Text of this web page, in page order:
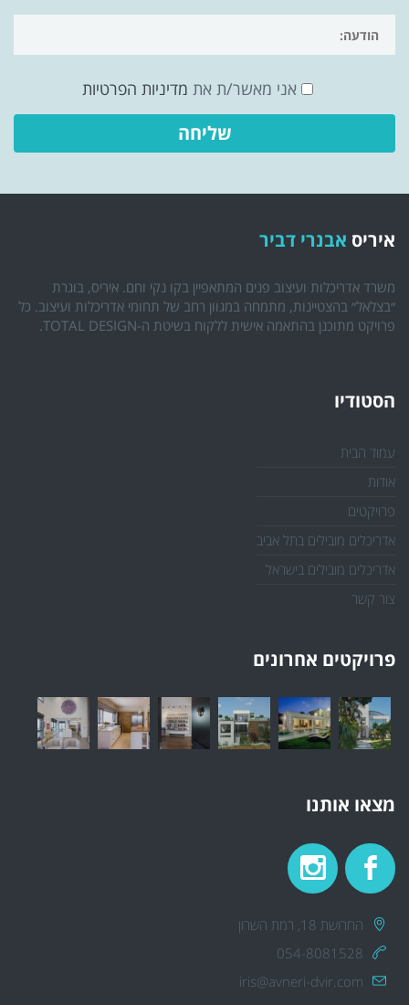
אני מאשר/ת את מדיניות הפרטיות
איריס אבנרי דביר
משרד אדריכלות ועיצוב פנים המתאפיין בקו נקי וחם. איריס, בוגרת
״בצלאל״ בהצטיינות, מתמחה במגוון רחב של תחומי אדריכלות ועיצוב. כל
פרויקט מתוכנן בהתאמה אישית ללקוח בשיטת ה-TOTAL DESIGN.
הסטודיו
עמוד הבית
אודות
פרויקטים
אדריכלים מובילים בתל אביב
אדריכלים מובילים בישראל
צור קשר
פרויקטים אחרונים
מצאו אותנו
החרושת 18, רמת השרון
054-8081528
iris@avneri-dvir.com